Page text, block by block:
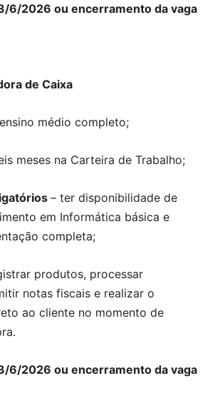
6/2026 ou encerramento da vaga
de Caixa
ensino médio completo;
meses na Carteira de Trabalho;
– ter disponibilidade de
em Informática básica e
completa;
produtos, processar
notas fiscais e realizar o
ao cliente no momento de
6/2026 ou encerramento da vaga